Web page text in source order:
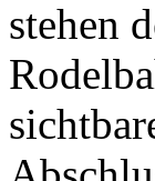
stehen